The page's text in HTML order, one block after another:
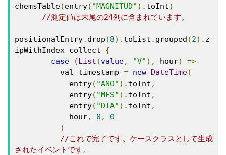
chemsTable(entry( "MAGNITUD" ). toInt)
//測定値は末尾の24列に含まれています。
positionalEntry. drop (8). toList . grouped (2). z
ipWithIndex collect {
case
(List (value, "V" ), hour)
=>
          val timestamp
= new DateTime(
            entry
( "ANO" ). toInt ,
            entry
( "MES" ). toInt ,
            entry
( "DIA" ). toInt ,
            hour
, 0 ,
0
)
//これで完了です。ケースクラスとして生成
されたイベントです。